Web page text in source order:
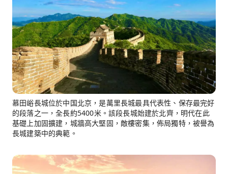
慕田峪長城位於中国北京，是萬里長城最具代表性、保存最完好
的段落之一，全長約5400米。該段長城始建於北齊，明代在此
基礎上加固擴建，城牆高大堅固，敵樓密集，佈局獨特，被譽為
長城建築中的典範。